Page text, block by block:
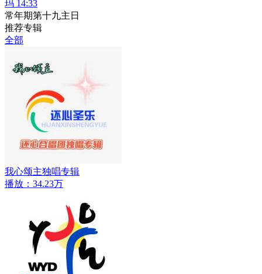
玛 14:33
常年期第十九主日
推荐专辑
全部
我心颂主独唱专辑
播放：34.23万